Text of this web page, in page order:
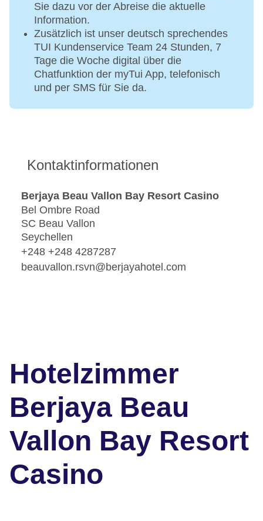
Sie dazu vor der Abreise die aktuelle
Information.
Zusätzlich ist unser deutsch sprechendes
TUI Kundenservice Team 24 Stunden, 7
Tage die Woche digital über die
Chatfunktion der myTui App, telefonisch
und per SMS für Sie da.
Kontaktinformationen
Berjaya Beau Vallon Bay Resort Casino
Bel Ombre Road
SC Beau Vallon
Seychellen
+248 +248 4287287
beauvallon.rsvn@berjayahotel.com
Hotelzimmer
Berjaya Beau
Vallon Bay Resort
Casino